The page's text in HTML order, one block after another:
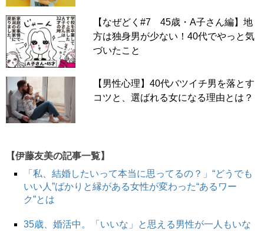
1 2 3
【なぜどく#7 45歳・A子さん編】地
方は独身男が少ない！40代でやっと気
づいたこと
【男性心理】40代バツイチ男を落とす
コツと、選ばれる女になる理由とは？
【伊藤友美の記事一覧】
「私、結婚したいって本当に思ってるの？」“どうでも
いい人”ばかりと縁がある女性が変わった“あるワー
ク”とは
35歳、婚活中。「いいな」と思える男性が一人もいな